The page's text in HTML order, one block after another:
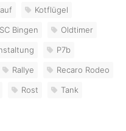
Kotflügel
Bingen Oldtimer
P7b
Rallye Recaro Rodeo
Rost Tank